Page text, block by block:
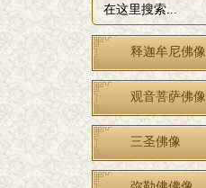
释迦牟尼佛像
观音菩萨佛像
三圣佛像